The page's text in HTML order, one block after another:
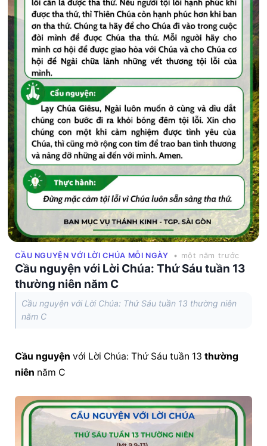
CẦU NGUYỆN VỚI LỜI CHÚA MỖI NGÀY • một năm trước
Cầu nguyện với Lời Chúa: Thứ Sáu tuần 13
thường niên năm C
Cầu nguyện với Lời Chúa: Thứ Sáu tuần 13 thường niên
năm C
Cầu nguyện với Lời Chúa: Thứ Sáu tuần 13 thường
niên năm C